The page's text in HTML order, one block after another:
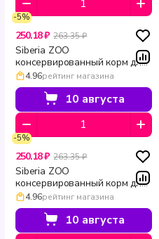
-5%
250.18 ₽ 263.35 ₽
Siberia ZOO
консервированный корм для
собак с телятиной 970 г
4.96рейтинг магазина
10 августа
-5%
250.18 ₽ 263.35 ₽
Siberia ZOO
консервированный корм для
собак с кроликом 970 г
4.96рейтинг магазина
10 августа